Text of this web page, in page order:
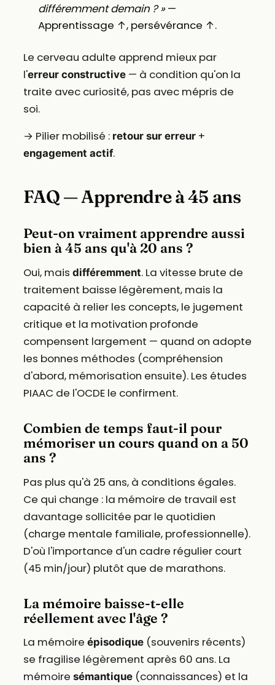
différemment demain ? »—
Apprentissage ↑, persévérance ↑.
Le cerveau adulte apprend mieux par
l'erreur constructive— à condition qu'on la
traite avec curiosité, pas avec mépris de
soi.
→ Pilier mobilisé : retour sur erreur+
engagement actif.
FAQ — Apprendre à 45 ans
Peut-on vraiment apprendre aussi
bien à 45 ans qu'à 20 ans ?
Oui, mais différemment. La vitesse brute de
traitement baisse légèrement, mais la
capacité à relier les concepts, le jugement
critique et la motivation profonde
compensent largement — quand on adopte
les bonnes méthodes (compréhension
d'abord, mémorisation ensuite). Les études
PIAAC de l'OCDE le confirment.
Combien de temps faut-il pour
mémoriser un cours quand on a 50
ans ?
Pas plus qu'à 25 ans, à conditions égales.
Ce qui change : la mémoire de travail est
davantage sollicitée par le quotidien
(charge mentale familiale, professionnelle).
D'où l'importance d'un cadre régulier court
(45 min/jour) plutôt que de marathons.
La mémoire baisse-t-elle
réellement avec l'âge ?
La mémoire épisodique(souvenirs récents)
se fragilise légèrement après 60 ans. La
mémoire sémantique(connaissances) et la